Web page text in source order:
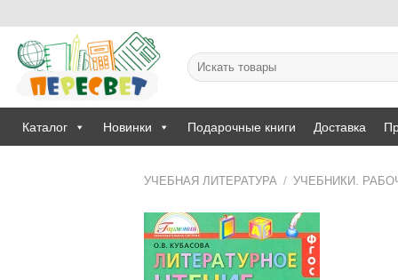
content
Искать:
Каталог Новинки Подарочные книги Доставка
УЧЕБНАЯ ЛИТЕРАТУРА / УЧЕБНИКИ.